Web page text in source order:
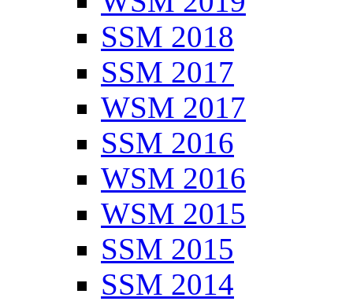
SSM 2018
SSM 2017
WSM 2017
SSM 2016
WSM 2016
WSM 2015
SSM 2015
SSM 2014